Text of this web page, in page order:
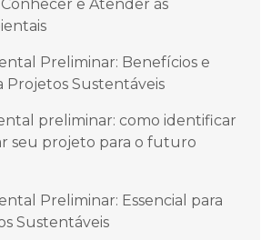
e Atender às
Preliminar: Benefícios e
Projetos Sustentáveis
preliminar: como identificar
seu projeto para o futuro
Preliminar: Essencial para
Sustentáveis